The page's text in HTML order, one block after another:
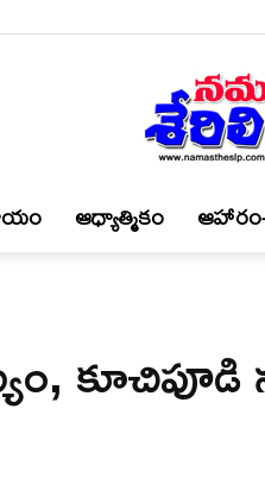
ఆధ్యాత్మికం
కూచిపూడి